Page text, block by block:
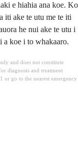
e hiahia ana koe. Ko
iti ake te utu me te iti
he nui ake te utu i
a koe i to whakaaro.
and does not constitute
diagnosis and treatment
or go to the nearest emergency